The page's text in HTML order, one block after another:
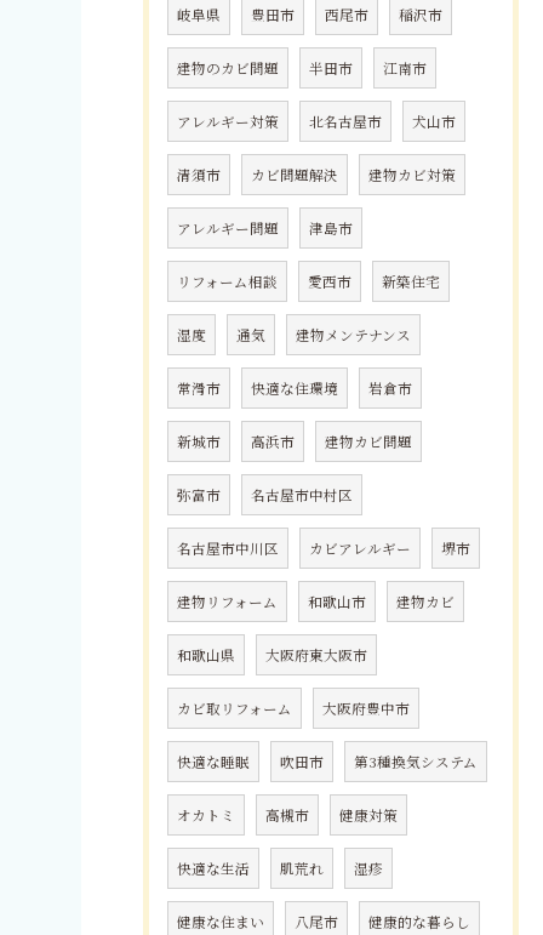
岐阜県 豊田市 西尾市 稲沢市
建物のカビ問題 半田市 江南市
アレルギー対策 北名古屋市 犬山市
清須市 カビ問題解決 建物カビ対策
アレルギー問題 津島市
リフォーム相談 愛西市 新築住宅
湿度 通気 建物メンテナンス
常滑市 快適な住環境 岩倉市
新城市 高浜市 建物カビ問題
弥富市 名古屋市中村区
名古屋市中川区 カビアレルギー 堺市
建物リフォーム 和歌山市 建物カビ
和歌山県 大阪府東大阪市
カビ取リフォーム 大阪府豊中市
快適な睡眠 吹田市 第3種換気システム
オカトミ 高槻市 健康対策
快適な生活 肌荒れ 湿疹
健康な住まい 八尾市 健康的な暮らし